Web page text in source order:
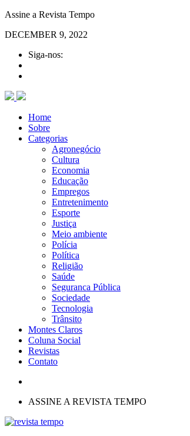
Assine a Revista Tempo
DECEMBER 9, 2022
Siga-nos:
Home
Sobre
Categorias
Agronegócio
Cultura
Economia
Educação
Empregos
Entretenimento
Esporte
Justiça
Meio ambiente
Polícia
Política
Religião
Saúde
Seguranca Pública
Sociedade
Tecnologia
Trânsito
Montes Claros
Coluna Social
Revistas
Contato
ASSINE A REVISTA TEMPO